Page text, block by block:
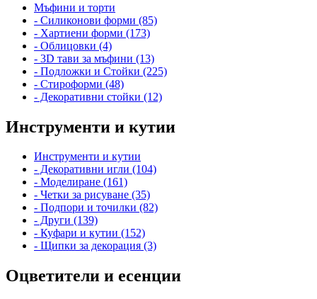
Мъфини и торти
- Силиконови форми (85)
- Хартиени форми (173)
- Облицовки (4)
- 3D тави за мъфини (13)
- Подложки и Стойки (225)
- Стироформи (48)
- Декоративни стойки (12)
Инструменти и кутии
Инструменти и кутии
- Декоративни игли (104)
- Моделиране (161)
- Четки за рисуване (35)
- Подпори и точилки (82)
- Други (139)
- Куфари и кутии (152)
- Щипки за декорация (3)
Оцветители и есенции